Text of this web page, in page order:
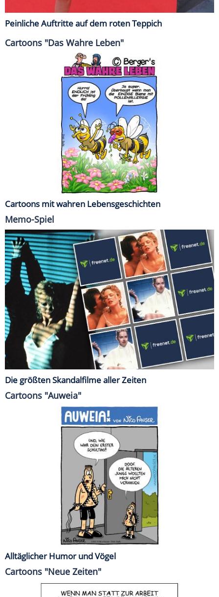
Peinliche Auftritte auf dem roten Teppich
Cartoons "Das Wahre Leben"
Cartoons mit wahren Lebensgeschichten
Memo-Spiel
Die größten Skandalfilme aller Zeiten
Cartoons "Auweia"
Alltäglicher Humor und Vögel
Cartoons "Neue Zeiten"